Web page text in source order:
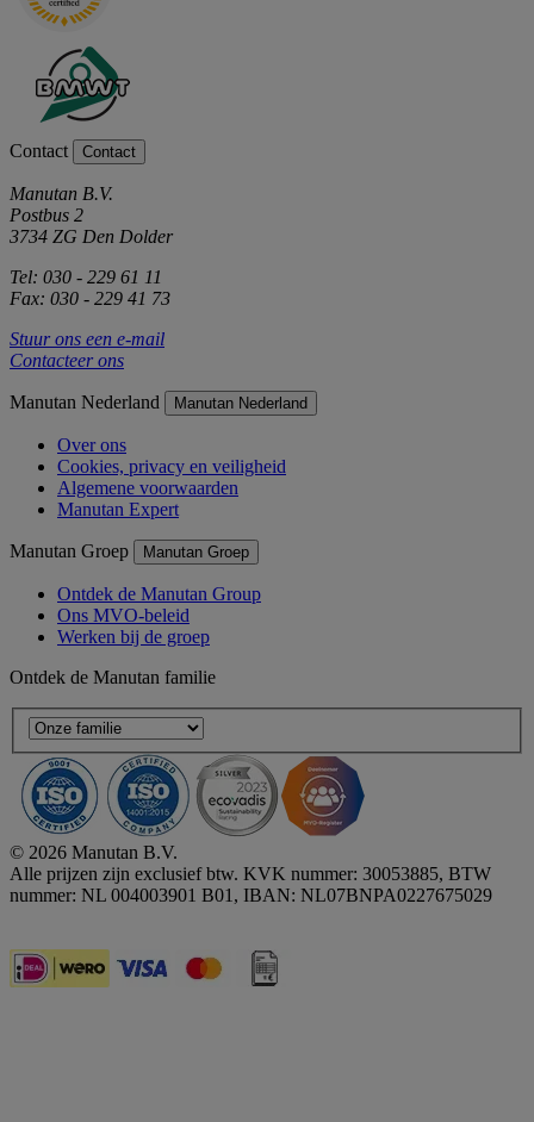
Contact Contact
Manutan B.V.
Postbus 2
3734 ZG Den Dolder
Tel: 030 - 229 61 11
Fax: 030 - 229 41 73
Stuur ons een e-mail
Contacteer ons
Manutan Nederland Manutan Nederland
Over ons
Cookies, privacy en veiligheid
Algemene voorwaarden
Manutan Expert
Manutan Groep Manutan Groep
Ontdek de Manutan Group
Ons MVO-beleid
Werken bij de groep
Ontdek de Manutan familie
© 2026 Manutan B.V.
Alle prijzen zijn exclusief btw. KVK nummer: 30053885, BTW
nummer: NL 004003901 B01, IBAN: NL07BNPA0227675029